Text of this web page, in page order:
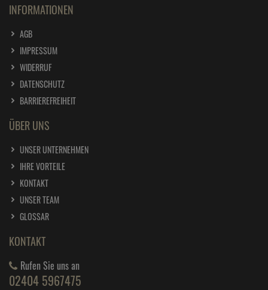
INFORMATIONEN
AGB
IMPRESSUM
WIDERRUF
DATENSCHUTZ
BARRIEREFREIHEIT
ÜBER UNS
UNSER UNTERNEHMEN
IHRE VORTEILE
KONTAKT
UNSER TEAM
GLOSSAR
KONTAKT
Rufen Sie uns an
02404 5967475